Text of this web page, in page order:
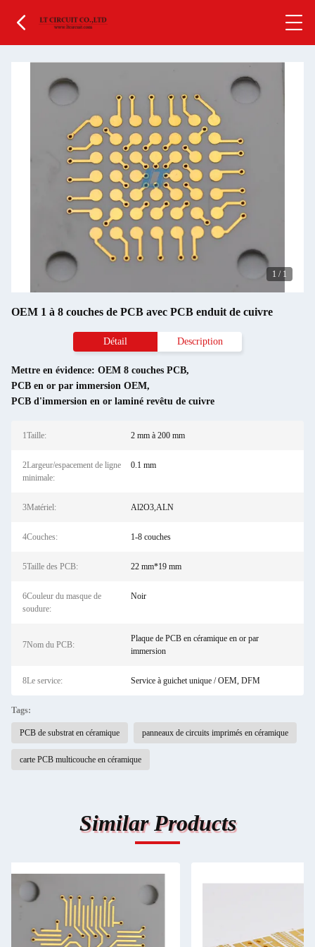
1 / 1
OEM 1 à 8 couches de PCB avec PCB enduit de cuivre
Détail Description
Mettre en évidence: OEM 8 couches PCB,
PCB en or par immersion OEM,
PCB d'immersion en or laminé revêtu de cuivre
1Taille: 2 mm à 200 mm
2Largeur/espacement de ligne
minimale:
0.1 mm
3Matériel: Al2O3,ALN
4Couches: 1-8 couches
5Taille des PCB: 22 mm*19 mm
6Couleur du masque de
soudure:
Noir
7Nom du PCB:
Plaque de PCB en céramique en or par
immersion
8Le service: Service à guichet unique / OEM, DFM
Tags:
PCB de substrat en céramique panneaux de circuits imprimés en céramique
carte PCB multicouche en céramique
Similar Products